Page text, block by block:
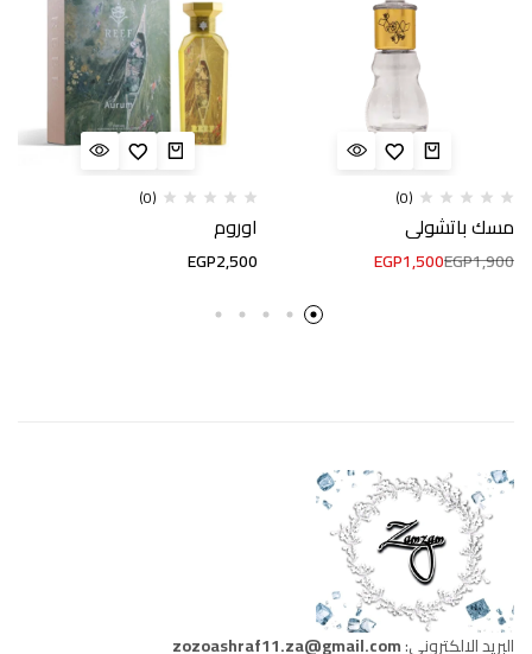
(0)
مسك باتشولي
EGP1,900
EGP1,500
(0)
اوروم
EGP2,500
البريد الالكتروني:zozoashraf11.za@gmail.com